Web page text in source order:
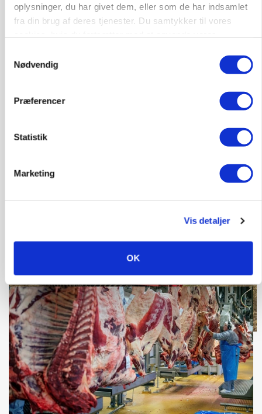
oplysninger, du har givet dem, eller som de har indsamlet
fra din brug af deres tjenester. Du samtykker til vores
Nødvendig
Præferencer
Statistik
Marketing
Vis detaljer
OK
KVÆG
PLANTER
Loading...